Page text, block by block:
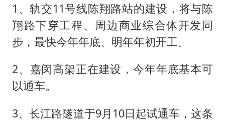
《龙餐馆》 冲奖
存款市场为何两极分化
云南一男子胃中取出180颗铁钉
以军士兵把枪口对准中国记者
1、轨交11号线陈翔路站的建设，将与陈
翔路下穿工程、周边商业综合体开发同
步，最快今年年底、明年年初开工。
2、嘉闵高架正在建设，今年年底基本可
以通车。
3、长江路隧道于9月10日起试通车，这条